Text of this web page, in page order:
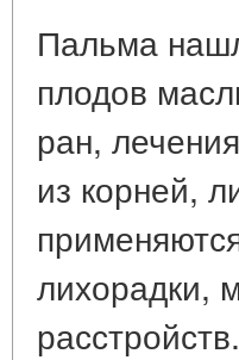
Пальма
плодов
ран,
из корней,
лихорадки,
расстройств.